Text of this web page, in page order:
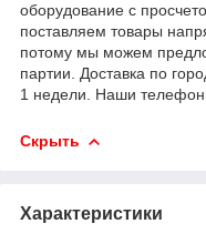
оборудование с
поставляем товары
потому мы можем
партии. Доставка по
1 недели. Наши
Скрыть
Характеристики